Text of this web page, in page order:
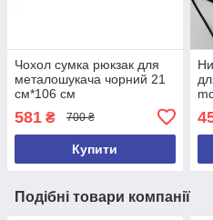
Чохол сумка рюкзак для
металошукача чорний 21
см*106 см
581 ₴ 700 ₴
Купити
Подібні товари компанії